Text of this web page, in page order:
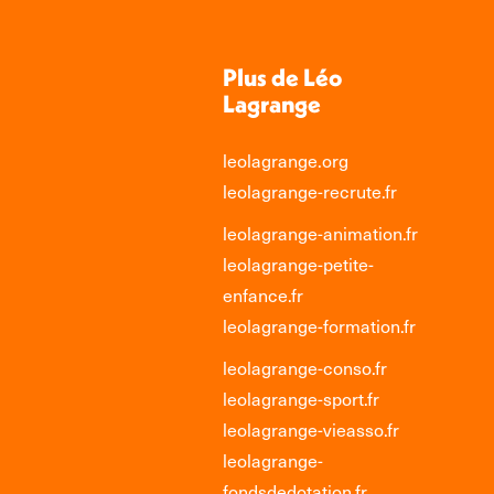
Plus de Léo
Lagrange
leolagrange.org
leolagrange-recrute.fr
leolagrange-animation.fr
leolagrange-petite-
enfance.fr
leolagrange-formation.fr
leolagrange-conso.fr
leolagrange-sport.fr
leolagrange-vieasso.fr
leolagrange-